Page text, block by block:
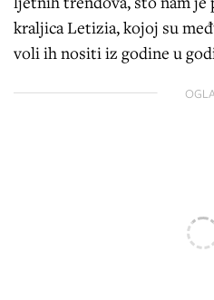
kraljica Letizia, kojoj su
voli ih nositi iz godine u